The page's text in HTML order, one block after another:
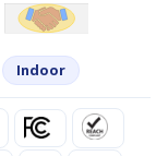
Indoor